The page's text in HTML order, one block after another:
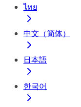
ไทย
中文（简体）
日本語
한국어